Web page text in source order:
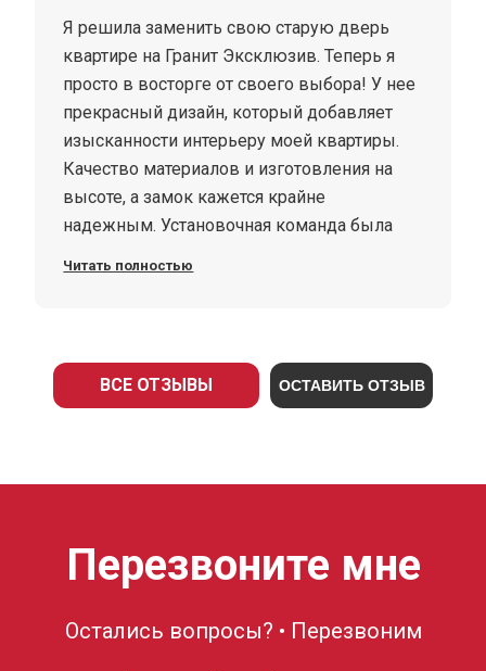
Я решила заменить свою старую дверь
квартире на Гранит Эксклюзив. Теперь я
просто в восторге от своего выбора! У нее
прекрасный дизайн, который добавляет
изысканности интерьеру моей квартиры.
Качество материалов и изготовления на
высоте, а замок кажется крайне
надежным. Установочная команда была
Гранит Эксклюзив всем, кто хочет сделать
свой дом красивее и безопаснее!
Читать полностью
ВСЕ ОТЗЫВЫ ОСТАВИТЬ ОТЗЫВ
Перезвоните мне
Остались вопросы? • Перезвоним